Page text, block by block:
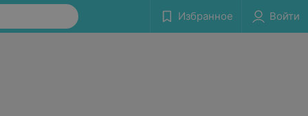
Избранное Войти